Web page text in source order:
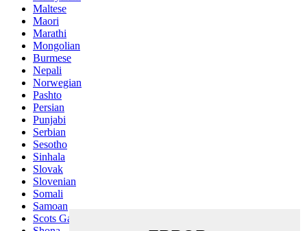
Maltese
Maori
Marathi
Mongolian
Burmese
Nepali
Norwegian
Pashto
Persian
Punjabi
Serbian
Sesotho
Sinhala
Slovak
Slovenian
Somali
Samoan
Scots Gaelic